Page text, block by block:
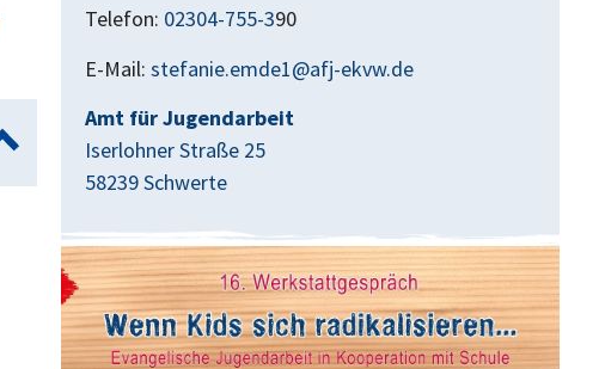
Telefon: 02304-755-390
E-Mail: stefanie.emde1@afj-ekvw.de
Amt für Jugendarbeit
Iserlohner Straße 25
58239 Schwerte